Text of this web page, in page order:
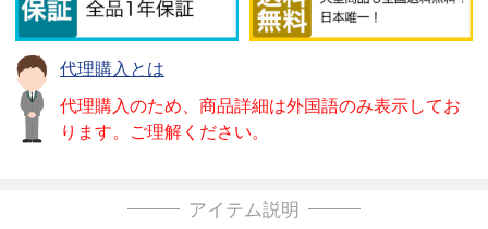
代理購入とは
代理購入のため、商品詳細は外国語のみ表示してお
ります。ご理解ください。
アイテム説明